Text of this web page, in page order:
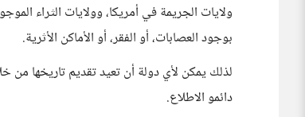
ولايات الجريمة في أمريكا، وولايات الثراء
بوجود العصابات، أو الفقر، أو الأماكن الأثرية.
لذلك يمكن لأي دولة أن تعيد تقديم تاريخها من
دائمو الاطلاع.